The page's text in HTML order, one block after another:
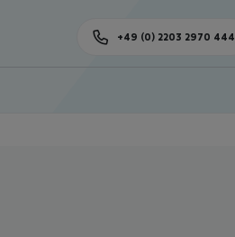
+49 (0) 2203 2970 444